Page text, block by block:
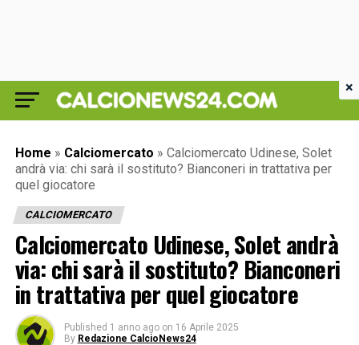
Home » Calciomercato » Calciomercato Udinese, Solet
andrà via: chi sarà il sostituto? Bianconeri in trattativa per
quel giocatore
CALCIOMERCATO
Calciomercato Udinese, Solet andrà
via: chi sarà il sostituto? Bianconeri
in trattativa per quel giocatore
Published 1 anno ago on 16 Aprile 2025
By Redazione CalcioNews24
×